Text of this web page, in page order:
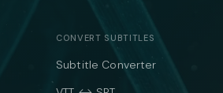
CONVERT SUBTITLES
Subtitle Converter